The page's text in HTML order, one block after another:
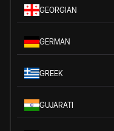
GEORGIAN
GERMAN
GREEK
GUJARATI